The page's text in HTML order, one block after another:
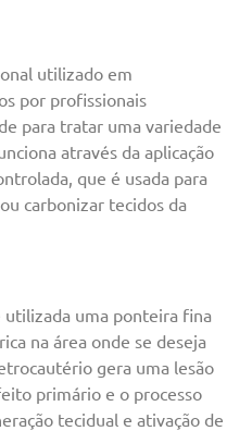
utilizado em
por profissionais
para tratar uma variedade
através da aplicação
que é usada para
carbonizar tecidos da
uma ponteira fina
na área onde se deseja
gera uma lesão
primário e o processo
tecidual e ativação de